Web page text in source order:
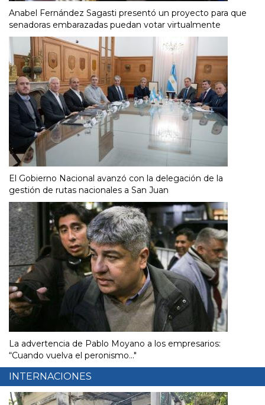
Anabel Fernández Sagasti presentó un proyecto para que
senadoras embarazadas puedan votar virtualmente
El Gobierno Nacional avanzó con la delegación de la
gestión de rutas nacionales a San Juan
La advertencia de Pablo Moyano a los empresarios:
“Cuando vuelva el peronismo..."
INTERNACIONES